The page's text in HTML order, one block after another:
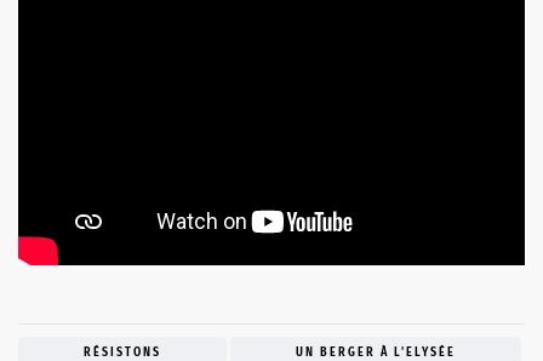
RÉSISTONS UN BERGER À L'ELYSÉE